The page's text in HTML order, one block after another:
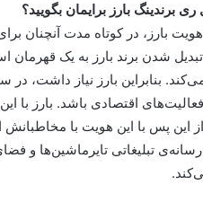
ری برندینگ بارز برایمان بگویید؟
بارز، در کوتاه مدت آنچنان
تبدیل شدن برند بارز به یک
بنابراین بارز نیاز داشت،
فعالیت‌های اقتصادی باشد. بارز
این پس با این هویت با مخاطبانش
تبلیغاتی تایرماشین‌ها و